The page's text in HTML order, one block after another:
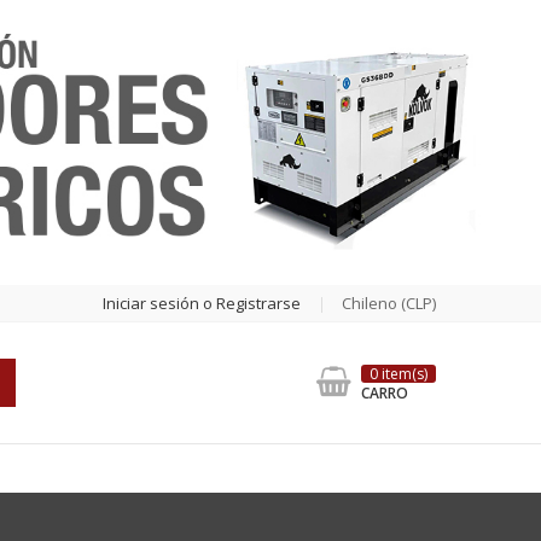
Iniciar sesión o Registrarse Chileno (CLP)
0 item(s)
CARRO